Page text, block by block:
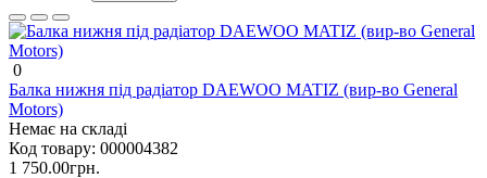
0
Балка нижня під радіатор DAEWOO MATIZ (вир-во General
Motors)
Немає на складі
Код товару: 000004382
1 750.00грн.